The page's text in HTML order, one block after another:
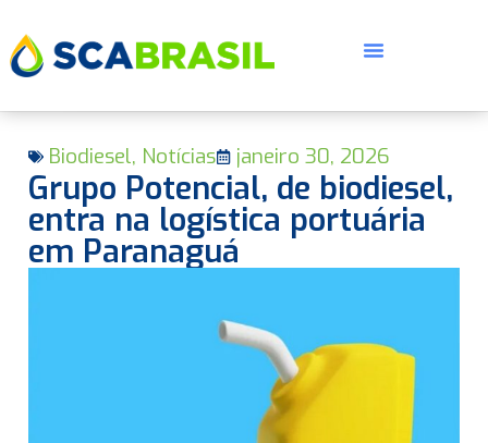
Biodiesel, Notícias janeiro 30, 2026
Grupo Potencial, de biodiesel,
entra na logística portuária
em Paranaguá